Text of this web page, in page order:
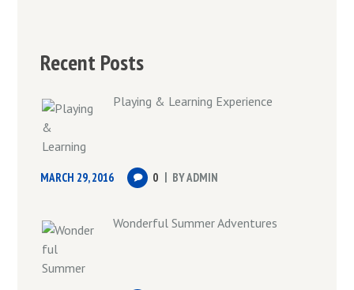
Recent Posts
Playing & Learning Experience
MARCH 29, 2016 0 BYADMIN
Wonderful Summer Adventures